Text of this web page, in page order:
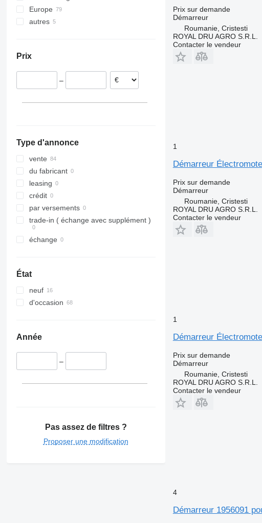
Unimog
Vario
Europe
Italie
Estonie
Roumanie
autres
Prix
–
Type d'annonce
vente
du fabricant
leasing
crédit
par versements
trade-in ( échange avec supplément )
échange
État
neuf
d'occasion
Année
–
Pas assez de filtres ?
Proposer une modification
Prix sur demande
Démarreur
Roumanie, Cristesti
ROYAL DRU AGRO S.R.L.
Contacter le vendeur
1
Démarreur
Prix sur demande
Démarreur
Roumanie, Cristesti
ROYAL DRU AGRO S.R.L.
Contacter le vendeur
1
Démarreur
Prix sur demande
Démarreur
Roumanie, Cristesti
ROYAL DRU AGRO S.R.L.
Contacter le vendeur
4
Démarreur 1956091